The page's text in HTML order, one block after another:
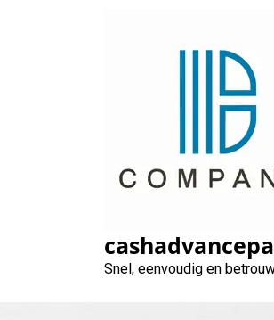
Snel, eenvoudig en